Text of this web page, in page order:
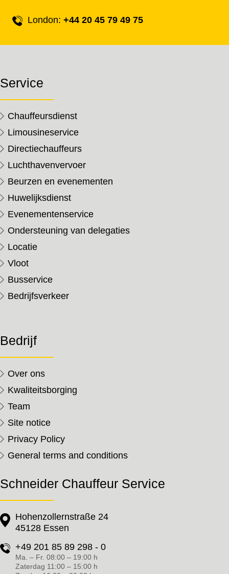
London:+44 20 45 79 49 75
Service
Chauffeursdienst
Limousineservice
Directiechauffeurs
Luchthavenvervoer
Beurzen en evenementen
Huwelijksdienst
Evenementenservice
Ondersteuning van delegaties
Locatie
Vloot
Busservice
Bedrijfsverkeer
Bedrijf
Over ons
Kwaliteitsborging
Team
Site notice
Privacy Policy
General terms and conditions
Schneider Chauffeur Service
Hohenzollernstraße 24
45128 Essen
+49 201 85 89 298 - 0
Ma. – Fr. 08:00 – 19:00 h
Zaterdag 11:00 – 15:00 h